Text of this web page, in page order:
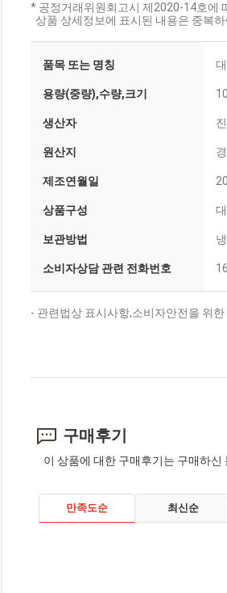
* 공정거래위원회고시 제2020-14호에
상품 상세정보에 표시된 내용은 중복
품목 또는 명칭
용량(중량),수량,크기
생산자
원산지
제조연월일
상품구성
보관방법
소비자상담 관련 전화번호
- 관련법상 표시사항,소비자안전을 위
구매후기
이 상품에 대한 구매후기는 구매하신
만족도순 최신순